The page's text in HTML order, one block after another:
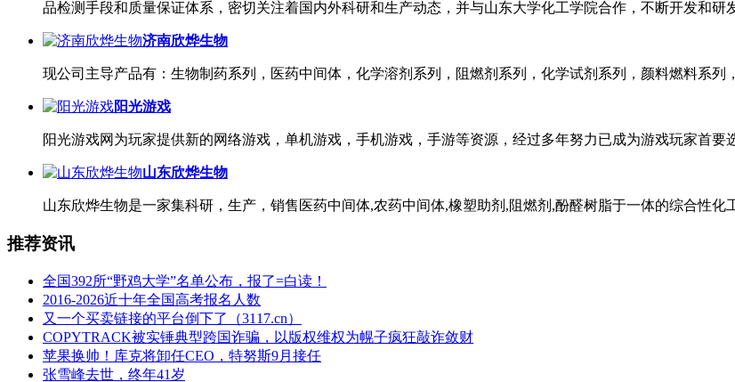
品检测手段和质量保证体系，密切关注着国内外科研和生产动态，并与山东大学化工学院合作，不断开发和研
济南欣烨生物
现公司主导产品有：生物制药系列，医药中间体，化学溶剂系列，阻燃剂系列，化学试剂系列，颜料燃料系列
阳光游戏
阳光游戏网为玩家提供新的网络游戏，单机游戏，手机游戏，手游等资源，经过多年努力已成为游戏玩家首要
山东欣烨生物
山东欣烨生物是一家集科研，生产，销售医药中间体,农药中间体,橡塑助剂,阻燃剂,酚醛树脂于一体的综合性化
推荐资讯
全国392所“野鸡大学”名单公布，报了=白读！
2016-2026近十年全国高考报名人数
又一个买卖链接的平台倒下了（3117.cn）
COPYTRACK被实锤典型跨国诈骗，以版权维权为幌子疯狂敲诈敛财
苹果换帅！库克将卸任CEO，特努斯9月接任
张雪峰去世，终年41岁